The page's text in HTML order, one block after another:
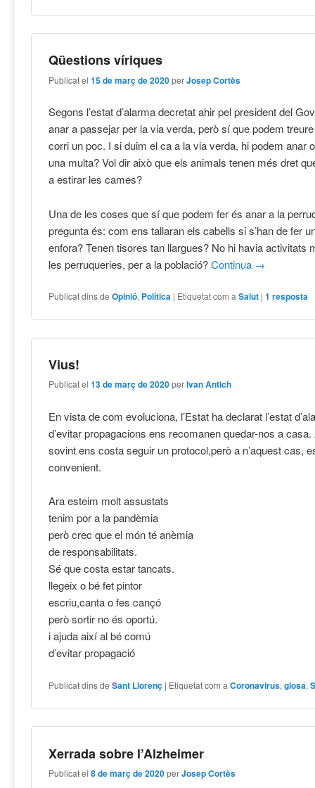
Qüestions víriques
Publicat el15 de març de 2020 perJosep Cortès
Segons l’estat d’alarma decretat ahir pel president del
anar a passejar per la via verda, però sí que podem
corri un poc. I si duim el ca a la via verda, hi podem anar
una multa? Vol dir això que els animals tenen més dret
a estirar les cames?
Una de les coses que sí que podem fer és anar a la
pregunta és: com ens tallaran els cabells si s’han de fer
enfora? Tenen tisores tan llargues? No hi havia activitats
les perruqueries, per a la població?Continua →
Publicat dins de Opinió, Política | Etiquetat com a Salut |1 resposta
Vius!
Publicat el13 de març de 2020 perIvan Antich
En vista de com evoluciona, l’Estat ha declarat l’estat
d’evitar propagacions ens recomanen quedar-nos a
sovint ens costa seguir un protocol,però a n’aquest cas,
convenient.
Ara esteim molt assustats
tenim por a la pandèmia
però crec que el món té anèmia
de responsabilitats.
Sé que costa estar tancats.
llegeix o bé fet pintor
escriu,canta o fes cançó
però sortir no és oportú.
i ajuda així al bé comú
d’evitar propagació
Publicat dins de Sant Llorenç | Etiquetat com a Coronavirus,glosa,
Xerrada sobre l’Alzheimer
Publicat el8 de març de 2020 perJosep Cortès